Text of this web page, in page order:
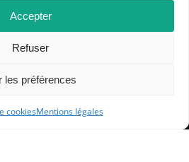
Accepter
Refuser
les préférences
cookiesMentions légales
NOUS
LÉGALES
PERSONNELLES